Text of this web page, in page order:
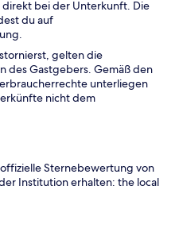
bei der Unterkunft. Die
du auf
gelten die
des Gastgebers. Gemäß den
unterliegen
nicht dem
Sternebewertung von
Institution erhalten: the local